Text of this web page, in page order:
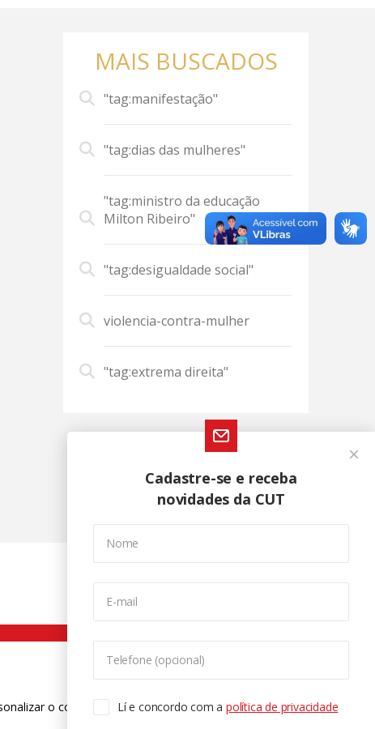
MAIS BUSCADOS
"tag:manifestação"
"tag:dias das mulheres"
"tag:ministro da educação
Milton Ribeiro"
"tag:desigualdade social"
violencia-contra-mulher
"tag:extrema direita"
Cadastre-se e receba
novidades da CUT
Nome
E-mail
Telefone (opcional)
Lí e concordo com apolítica de privacidade
o conteúdo. Para saber mais